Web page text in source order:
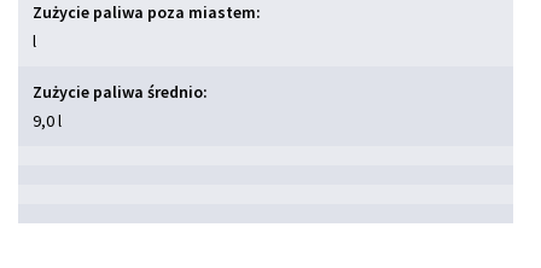
Zużycie paliwa poza miastem:
l
Zużycie paliwa średnio:
9,0 l